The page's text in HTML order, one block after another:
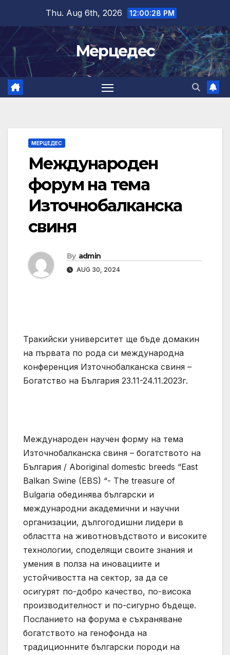
content
Thu. Aug 6th, 2026 12:00:29 PM
Мерцедес
МЕРЦЕДЕС
Международен
форум на тема
Източнобалканска
свиня
By admin
AUG 30, 2024
Тракийски университет ще бъде домакин
на първата по рода си международна
конференция Източнобалканска свиня –
Богатство на България 23.11-24.11.2023г.
Международен научен форму на тема
Източнобалканска свиня – богатството на
България / Aboriginal domestic breeds “East
Balkan Swine (EBS) “- The treasure of
Bulgaria обединява български и
международни академични и научни
организации, дългогодишни лидери в
областта на животновъдството и високите
технологии, споделящи своите знания и
умения в полза на иновациите и
устойчивостта на сектор, за да се
осигурят по-добро качество, по-висока
производителност и по-сигурно бъдеще.
Посланието на форума е съхраняване
богатството на генофонда на
традиционните български породи на